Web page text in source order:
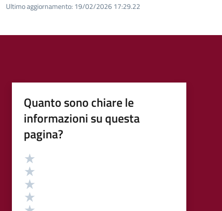
Ultimo aggiornamento: 19/02/2026 17:29.22
Quanto sono chiare le
informazioni su questa
pagina?
Valutazione